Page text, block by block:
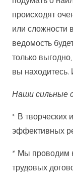
происходят
или сложности
ведомость
только
вы находитесь.
Наши сильные
* В творческих
эффективных
* Мы проводим
трудовых